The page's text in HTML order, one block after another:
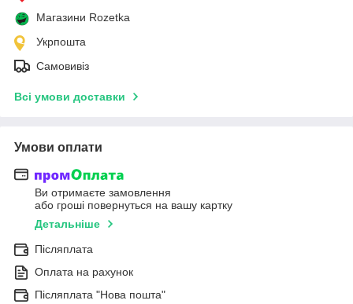
Магазини Rozetka
Укрпошта
Самовивіз
Всі умови доставки
Умови оплати
Ви отримаєте замовлення
або гроші повернуться на вашу картку
Детальніше
Післяплата
Оплата на рахунок
Післяплата "Нова пошта"